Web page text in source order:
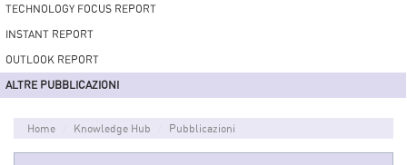
TECHNOLOGY FOCUS REPORT
INSTANT REPORT
OUTLOOK REPORT
ALTRE PUBBLICAZIONI
Home Knowledge Hub Pubblicazioni